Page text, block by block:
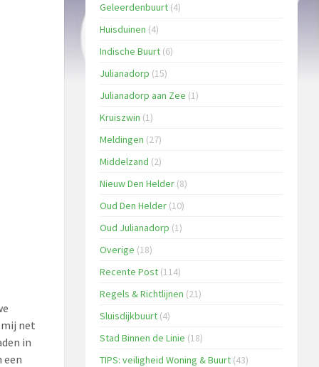
net
in
een
Geleerdenbuurt(4)
Huisduinen (4)
Indische Buurt(6)
Julianadorp (15)
Julianadorp aan Zee (1)
Kruiszwin (1)
Meldingen (27)
Middelzand (2)
Nieuw Den Helder(8)
Oud Den Helder(10)
Oud Julianadorp (1)
Overige (18)
Recente Post(114)
Regels & Richtlijnen (21)
Sluisdijkbuurt(4)
Stad Binnen de Linie (18)
TIPS: veiligheid Woning & Buurt(43)